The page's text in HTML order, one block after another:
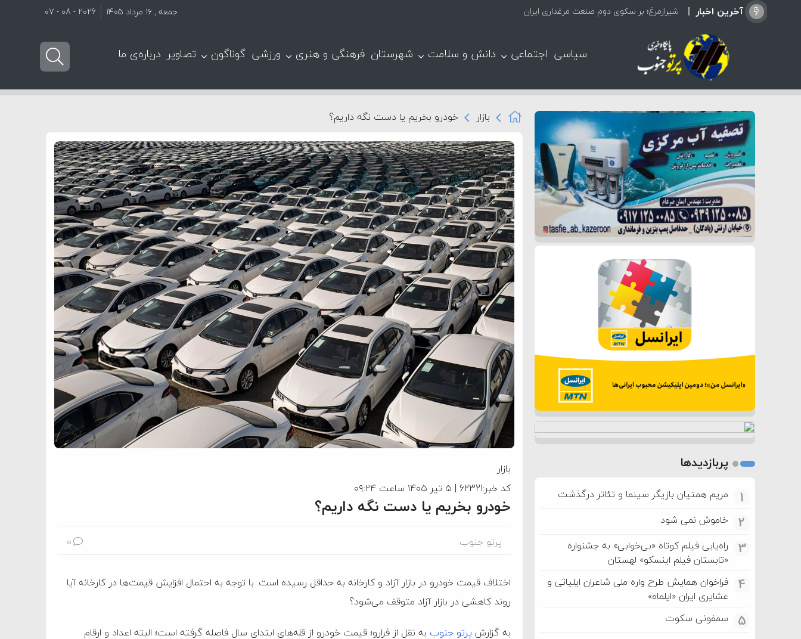
آخرین اخبار شیرازمرغ؛ بر سکوی دوم صنعت مرغداری ایران جمعه , ۱۶ مرداد ۱۴۰۵ 2026 - 08 - 07
سیاسی اجتماعی دانش و سلامت شهرستان فرهنگی و هنری ورزشی گوناگون تصاویر درباره‌ی ما
بازار خودرو بخریم یا دست نگه داریم؟
بازار
کد خبر:62321 | ۵ تیر ۱۴۰۵ ساعت ۰۹:۲۴
خودرو بخریم یا دست نگه داریم؟
پرتو جنوب 0
اختلاف قیمت خودرو در بازار آزاد و کارخانه به حداقل رسیده است. با توجه به احتمال افزایش قیمت‌ها در کارخانه آیا
روند کاهشی در بازار آزاد متوقف می‌شود؟
به گزارش پرتو جنوب به نقل از فرارو؛ قیمت خودرو از قله‌های ابتدای سال فاصله گرفته است؛ البته اعداد و ارقام
پربازدیدها
1 مریم همتیان بازیگر سینما و تئاتر درگذشت
2 خاموش نمی شود
3
راه‌یابی فیلم کوتاه «بی‌خوابی» به جشنواره
«تابستان فیلم اینسکو» لهستان
4
فراخوان همایش طرح واره ملی شاعران ایلیاتی و
عشایری ایران «ایلماه»
5 سمفونی سکوت